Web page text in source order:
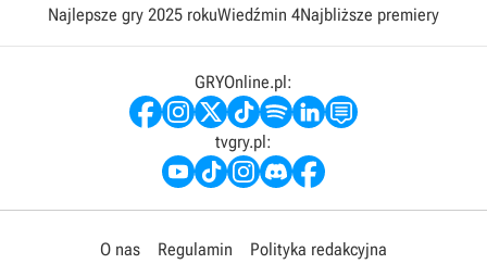
Najlepsze gry 2025 rokuWiedźmin 4Najbliższe premiery
GRYOnline.pl:
tvgry.pl:
O nas Regulamin Polityka redakcyjna